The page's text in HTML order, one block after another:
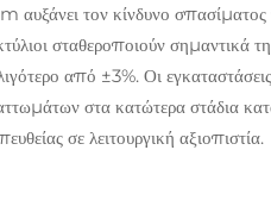
τον κίνδυνο
σταθεροποιούν σημαντικά
από ±3%. Οι
στα κατώτερα στάδια
σε λειτουργική αξιοπιστία.